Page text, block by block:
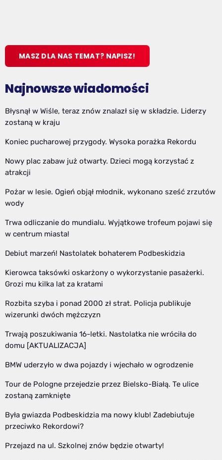
MASZ DLA NAS TEMAT? NAPISZ!
Najnowsze wiadomości
Błysnął w Wiśle, teraz znów znalazł się w składzie. Liderzy
zostaną w kraju
Koniec pucharowej przygody. Wysoka porażka Rekordu
Nowy plac zabaw już otwarty. Dzieci mogą korzystać z
atrakcji
Pożar w lesie. Ogień objął młodnik, wykonano sześć zrzutów
wody
Trwa odliczanie do mundialu. Wyjątkowe trofeum pojawi się
w centrum miasta!
Debiut marzeń! Nastolatek bohaterem Podbeskidzia
Kierowca taksówki oskarżony o wykorzystanie pasażerki.
Grozi mu kilka lat za kratami
Rozbita szyba i ponad 2000 zł strat. Policja publikuje
wizerunki dwóch mężczyzn
Trwają poszukiwania 16-letki. Nastolatka nie wróciła do
domu [AKTUALIZACJA]
BMW uderzyło w dwa pojazdy i wjechało w ogrodzenie
Tour de Pologne przejedzie przez Bielsko-Białą. Te ulice
zostaną zamknięte
Była gwiazda Podbeskidzia ma nowy klub! Zadebiutuje
przeciwko Rekordowi?
Przejazd na ul. Szkolnej znów będzie otwarty!